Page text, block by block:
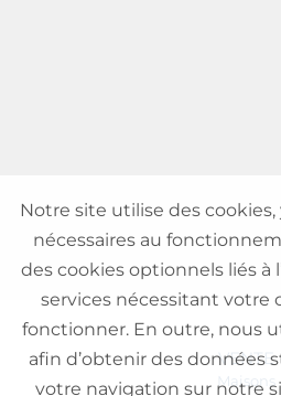
VENTE
Maisons
Notre site utilise des
nécessaires au
des cookies optionnels liés à
services nécessitant
fonctionner. En outre, nous
afin d’obtenir des données
votre navigation sur notre